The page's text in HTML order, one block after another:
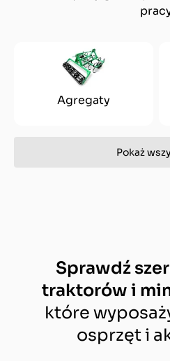
Agregaty
Pokaż
Sprawdź
traktorów i
które
osprzęt i